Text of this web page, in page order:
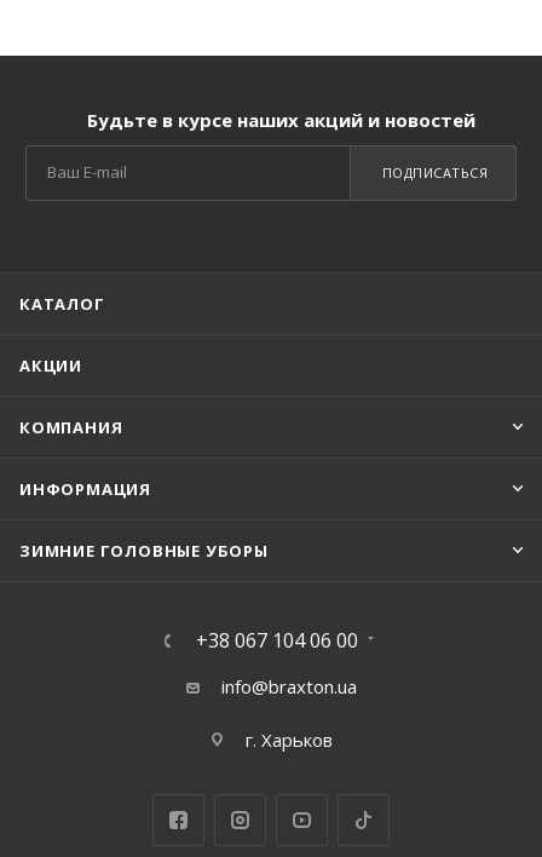
Будьте в курсе наших акций и новостей
ПОДПИСАТЬСЯ
КАТАЛОГ
АКЦИИ
КОМПАНИЯ
ИНФОРМАЦИЯ
ЗИМНИЕ ГОЛОВНЫЕ УБОРЫ
+38 067 104 06 00
info@braxton.ua
г. Харьков